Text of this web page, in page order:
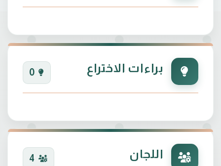
براءات الاختراع 0
اللجان 4